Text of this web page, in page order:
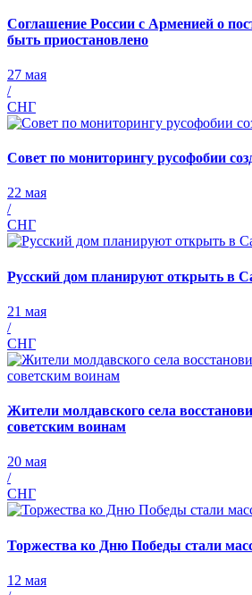
Соглашение России с Арменией о
быть приостановлено
27 мая
/
СНГ
Совет по мониторингу русофобии
22 мая
/
СНГ
Русский дом планируют открыть в
21 мая
/
СНГ
Жители молдавского села
советским воинам
20 мая
/
СНГ
Торжества ко Дню Победы стали
12 мая